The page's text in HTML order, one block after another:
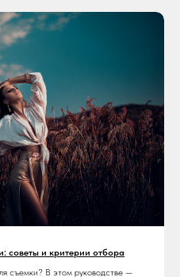
советы и критерии отбора
съемки? В этом руководстве —